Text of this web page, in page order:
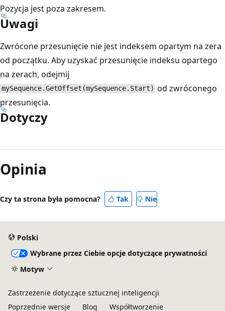
Pozycja jest poza zakresem.
Uwagi
Zwrócone przesunięcie nie jest indeksem opartym na zera
od początku. Aby uzyskać przesunięcie indeksu opartego
na zerach, odejmij
mySequence.GetOffset(mySequence.Start) od zwróconego
przesunięcia.
Dotyczy
odczytu
wyłączony
Opinia
Czy ta strona była pomocna? Tak Nie
Polski
Wybrane przez Ciebie opcje dotyczące prywatności
Motyw
Zastrzeżenie dotyczące sztucznej inteligencji
Poprzednie wersje
Blog Współtworzenie